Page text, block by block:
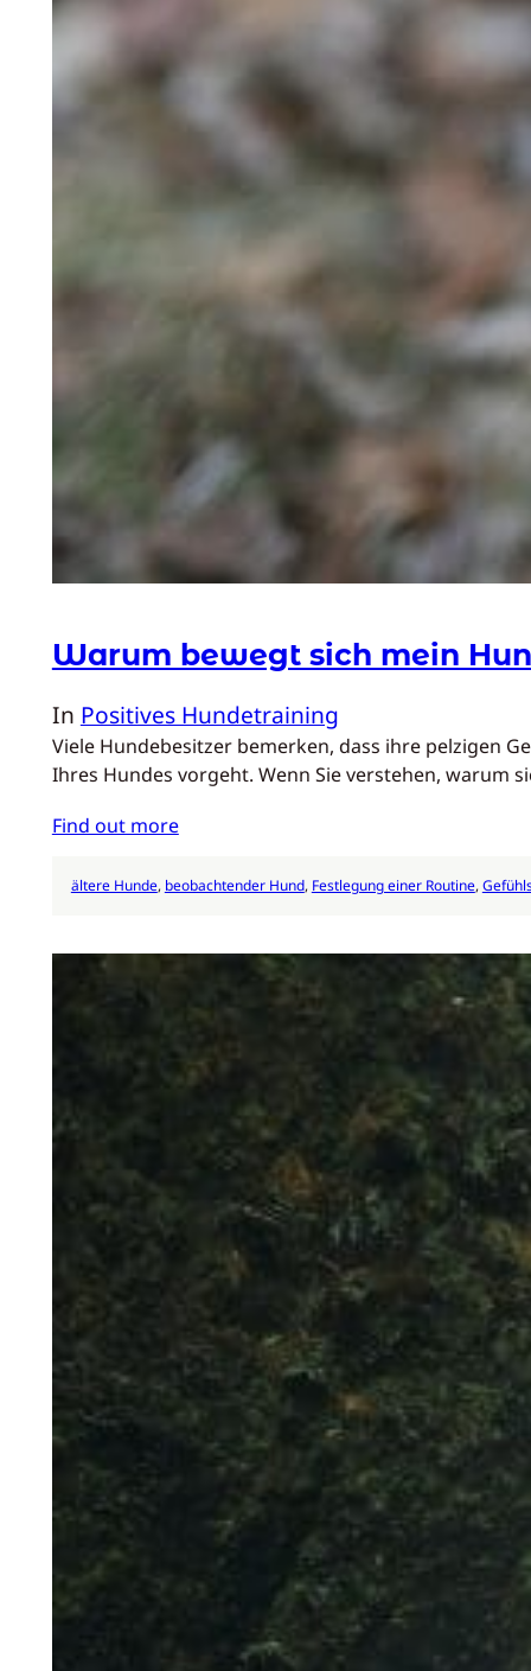
Warum bewegt sich mein
In Positives Hundetraining
Viele Hundebesitzer bemerken, dass ihre pelzigen
Ihres Hundes vorgeht. Wenn Sie verstehen, warum
Find out more
ältere Hunde, beobachtender Hund, Festlegung einer Routine,